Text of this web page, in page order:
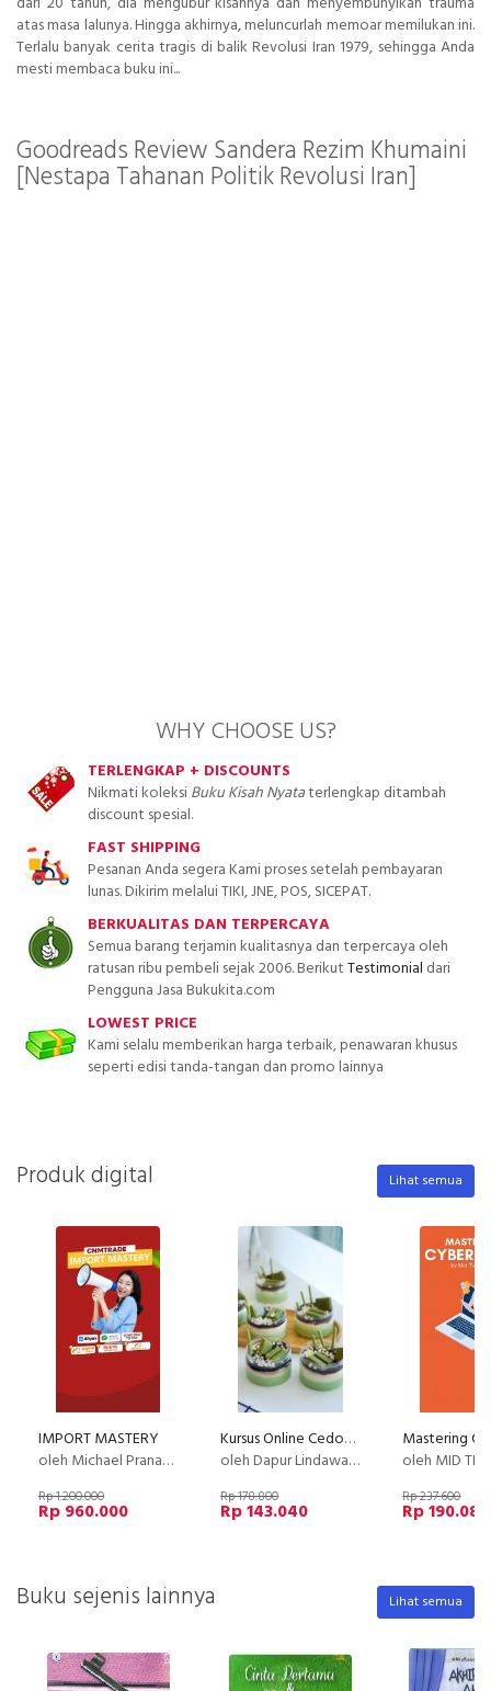
atas masa lalunya. Hingga akhirnya, meluncurlah memoar memilukan ini.
Terlalu banyak cerita tragis di balik Revolusi Iran 1979, sehingga Anda
mesti membaca buku ini...
Goodreads Review Sandera Rezim Khumaini
[Nestapa Tahanan Politik Revolusi Iran]
WHY CHOOSE US?
TERLENGKAP + DISCOUNTS
Nikmati koleksiBuku Kisah Nyataterlengkap ditambah
discount spesial.
FAST SHIPPING
Pesanan Anda segera Kami proses setelah pembayaran
lunas. Dikirim melalui TIKI, JNE, POS, SICEPAT.
BERKUALITAS DAN TERPERCAYA
Semua barang terjamin kualitasnya dan terpercaya oleh
ratusan ribu pembeli sejak 2006. BerikutTestimonial dari
Pengguna Jasa Bukukita.com
LOWEST PRICE
Kami selalu memberikan harga terbaik, penawaran khusus
seperti edisi tanda-tangan dan promo lainnya
Produk digital Lihat semua
IMPORT MASTERY
oleh Michael Pranata Cnmtrade
Rp 1.200.000
Rp 960.000
Kursus Online Cedok Jelly Dapur Lindawaty PU
oleh Dapur Lindawaty
Rp 178.800
Rp 143.040
oleh MID
Rp 237.600
Rp 190.080
Buku sejenis lainnya Lihat semua